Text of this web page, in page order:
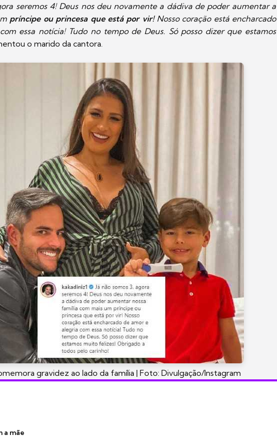
seremos 4! Deus nos deu novamente a dádiva de poder aumentar a
príncipe ou princesa que está por vir! Nosso coração está encharcado
essa notícia! Tudo no tempo de Deus. Só posso dizer que estamos
o marido da cantora.
gravidez ao lado da família | Foto: Divulgação/Instagram
a mãe